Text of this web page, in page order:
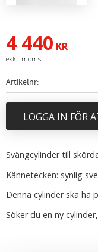
4 440 KR
Artikelnr
LOGGA IN FÖR
Svängcylinder till
Kännetecken: synlig
Denna cylinder ska ha
Söker du en ny